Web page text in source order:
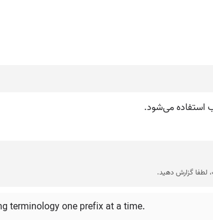
استفاده می‌شود.
لطفا گزارش دهید.
terminology one prefix at a time.